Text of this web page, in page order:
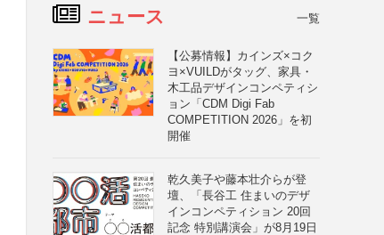
ニュース 一覧
【公募情報】カインズ×コク
ヨ×VUILDがタッグ、家具・
木工品デザインコンペティシ
ョン「CDM Digi Fab
COMPETITION 2026」を初
開催
乾久美子や藤本壮介らが登
壇、「長谷工 住まいのデザ
インコンペティション 20回
記念 特別講演会」が8月19日